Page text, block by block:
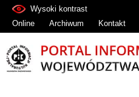
Wysoki kontrast
Online
Archiwum Kontakt